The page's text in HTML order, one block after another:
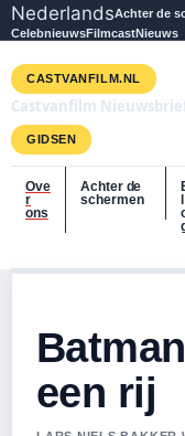
NederlandsAchter de
CelebnieuwsFilmcastNieuws
CASTVANFILM.NL
Castvanfilm
GIDSEN
Ove
r
ons
Achter de
schermen
een rij